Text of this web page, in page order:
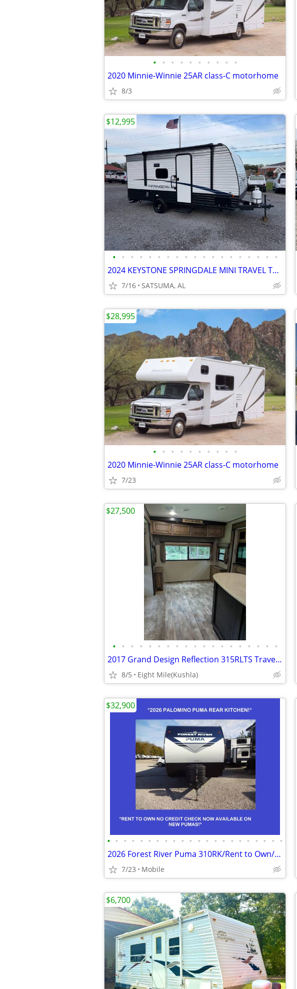
• • • • • • • • • •
2020 Minnie-Winnie 25AR class-C motorhome
8/3
• • • • • • • • • • • • • • • • • • •
2024 KEYSTONE SPRINGDALE MINI TRAVEL TRAILER
7/16 SATSUMA, AL
$12,995
• • • • • • • • • •
2020 Minnie-Winnie 25AR class-C motorhome
7/23
$28,995
• • • • • • • • • • • • • • • • • • •
2017 Grand Design Reflection 315RLTS Travel Trailer 38.6'
8/5 Eight Mile(Kushla)
$27,500
• • • • • • • • • • • • • • • • • • • • • •
2026 Forest River Puma 310RK/Rent to Own/No Credit Check
7/23 Mobile
$32,900
$6,700